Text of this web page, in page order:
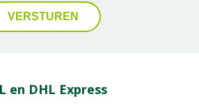
en DHL Express